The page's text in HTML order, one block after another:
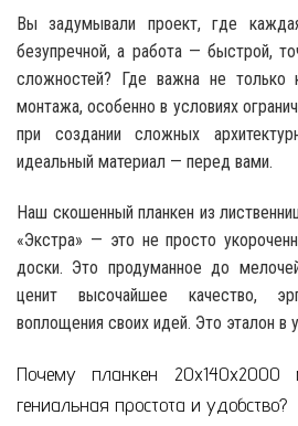
Вы задумывали проект, где
безупречной, а работа — быстрой,
сложностей? Где важна не только
монтажа, особенно в условиях
при создании сложных
идеальный материал — перед вами.
Наш скошенный планкен из
«Экстра» — это не просто
доски. Это продуманное до
ценит высочайшее качество,
воплощения своих идей. Это эталон в
Почему планкен
гениальная простота и удобство?